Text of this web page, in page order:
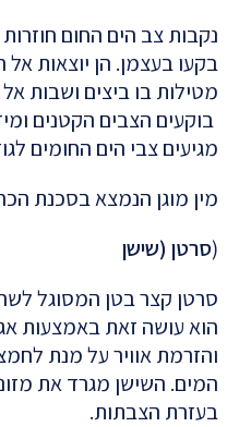
נקבות צב הים החום
בקעו בעצמן. הן יוצאות אל
מטילות בו ביצים ושבות
בוקעים הצבים הקטנים
מגיעים צבי הים החומים לגודל
מין מוגן הנמצאבסכנת
(סרטן (שישן
סרטן קצר בטן המסוגל
הוא עושה זאת באמצעות
והזרמת אוויר על מנת
המים. השישן מגרד את
בעזרת הצבתות.